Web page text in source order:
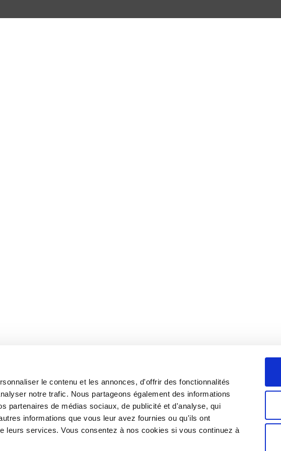
le contenu et les annonces, d'offrir des fonctionnalités
notre trafic. Nous partageons également des informations
partenaires de médias sociaux, de publicité et d'analyse, qui
informations que vous leur avez fournies ou qu'ils ont
leurs services. Vous consentez à nos cookies si vous continuez à